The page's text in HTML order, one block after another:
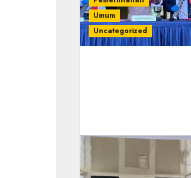
Umum
Uncategorized